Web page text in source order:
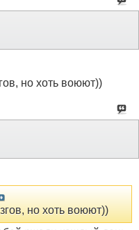
но хоть воюют))
но хоть воюют))